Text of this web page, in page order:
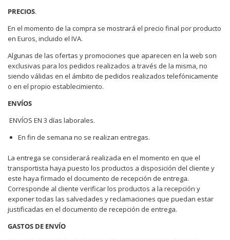
PRECIOS.
En el momento de la compra se mostrará el precio final por producto
en Euros, incluido el IVA.
Algunas de las ofertas y promociones que aparecen en la web son
exclusivas para los pedidos realizados a través de la misma, no
siendo válidas en el ámbito de pedidos realizados telefónicamente
o en el propio establecimiento.
ENVÍOS
ENVÍOS EN 3 días laborales.
En fin de semana no se realizan entregas.
La entrega se considerará realizada en el momento en que el
transportista haya puesto los productos a disposición del cliente y
este haya firmado el documento de recepción de entrega.
Corresponde al cliente verificar los productos a la recepción y
exponer todas las salvedades y reclamaciones que puedan estar
justificadas en el documento de recepción de entrega.
GASTOS DE ENVÍO